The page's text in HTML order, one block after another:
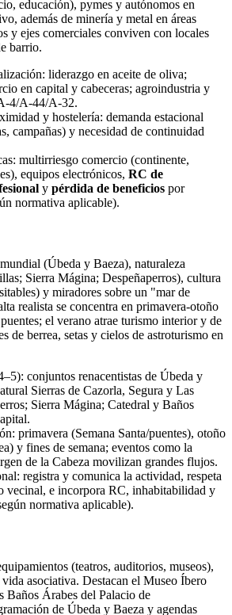
educación), pymes y autónomos en
además de minería y metal en áreas
y ejes comerciales conviven con locales
barrio.
liderazgo en aceite de oliva;
en capital y cabeceras; agroindustria y
A‑44/A‑32.
y hostelería: demanda estacional
campañas) y necesidad de continuidad
multirriesgo comercio (continente,
equipos electrónicos, RC de
y pérdida de beneficios por
normativa aplicable).
(Úbeda y Baeza), naturaleza
Sierra Mágina; Despeñaperros), cultura
y miradores sobre un "mar de
realista se concentra en primavera‑otoño
el verano atrae turismo interior y de
de berrea, setas y cielos de astroturismo en
conjuntos renacentistas de Úbeda y
Sierras de Cazorla, Segura y Las
Sierra Mágina; Catedral y Baños
primavera (Semana Santa/puentes), otoño
y fines de semana; eventos como la
de la Cabeza movilizan grandes flujos.
registra y comunica la actividad, respeta
vecinal, e incorpora RC, inhabitabilidad y
normativa aplicable).
(teatros, auditorios, museos),
asociativa. Destacan el Museo Íbero
Baños Árabes del Palacio de
de Úbeda y Baeza y agendas